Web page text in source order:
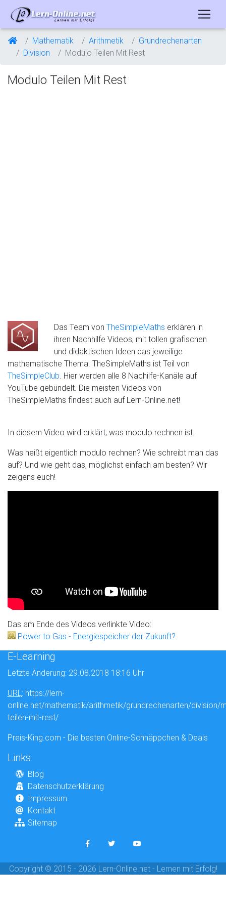
Mathematik Arithmetik
Grundrechenarten
Division
Modulo Teilen Mit Rest
Modulo Teilen Mit Rest
Das Team von TheSimpleMaths erklären in
ihren Nachhilfe Videos, mit tollen grafischen
und didaktischen Ideen das jeweilige
mathematische Thema. TheSimpleMaths ist Teil von
TheSimpleClub. Hier werden alle 8 Nachilfe-Kanäle auf
YouTube gebündelt. Die meisten Videos von
TheSimpleMaths findest auch auf Lern-Online.net!
In diesem Video wird erklärt, was modulo rechnen ist.
Was heißt eigentlich modulo rechnen? Wie schreibt man das
auf? Und wie geht das, möglichst einfach am besten? Wir
zeigens euch!
Das am Ende des Videos verlinkte Video:
Power to Gas - Energiespeicher der Zukunft?
E-Learning
Letzte Änderung: 29.08.2018 18:16 Uhr
URL: https://lern-
online.net/mathematik/arithmetik/grundrechenarten/division/
teilen-mit-rest/
Preis-King.com - Die besten Online-Schnäppchen & Deals
Links
Blog
Datenschutzerklärung
Impressum
Kontakt
Sitemap
Copyright © 2015 - 2026 Lern-Online.net - Lernen mit Erfolg!